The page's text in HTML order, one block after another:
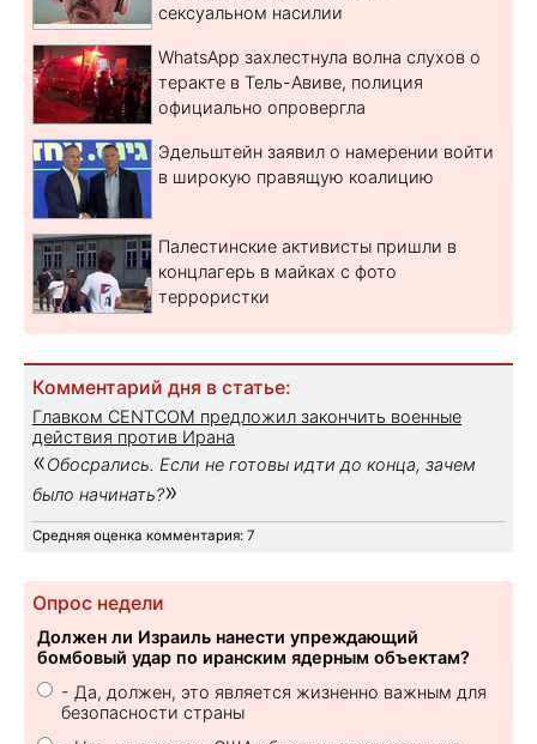
сексуальном насилии
WhatsApp захлестнула волна слухов о
теракте в Тель-Авиве, полиция
официально опровергла
Эдельштейн заявил о намерении войти
в широкую правящую коалицию
Палестинские активисты пришли в
концлагерь в майках с фото
террористки
Комментарий дня в статье:
Главком CENTCOM предложил закончить военные
действия против Ирана
«Обосрались. Если не готовы идти до конца, зачем
было начинать?»
Средняя оценка комментария: 7
Опрос недели
Должен ли Израиль нанести упреждающий
бомбовый удар по иранским ядерным объектам?
- Да, должен, это является жизненно важным для
безопасности страны